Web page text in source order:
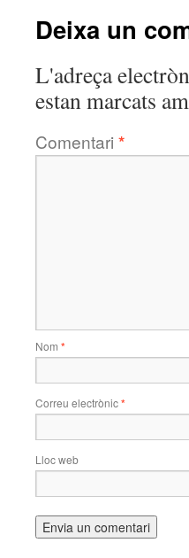
Deixa un
L'adreça
estan marcats
Comentari *
Nom *
Correu electrònic*
Lloc web